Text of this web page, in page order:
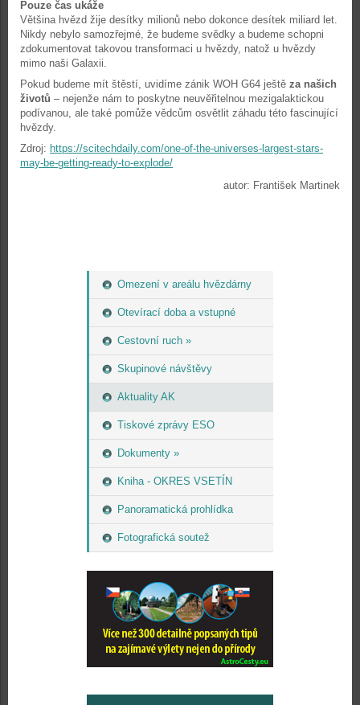
Omezení v areálu hvězdárny
Otevírací doba a vstupné
Cestovní ruch »
Skupinové návštěvy
Aktuality AK
Tiskové zprávy ESO
Dokumenty »
Kniha - OKRES VSETÍN
Panoramatická prohlídka
Fotografická soutež
Pouze čas ukáže
Většina hvězd žije desítky milionů nebo dokonce desítek miliard let.
Nikdy nebylo samozřejmé, že budeme svědky a budeme schopni
zdokumentovat takovou transformaci u hvězdy, natož u hvězdy
mimo naši Galaxii.
Pokud budeme mít štěstí, uvidíme zánik WOH G64 ještě za našich
životů – nejenže nám to poskytne neuvěřitelnou mezigalaktickou
podívanou, ale také pomůže vědcům osvětlit záhadu této fascinující
hvězdy.
Zdroj: https://scitechdaily.com/one-of-the-universes-largest-stars-
may-be-getting-ready-to-explode/
autor: František Martinek